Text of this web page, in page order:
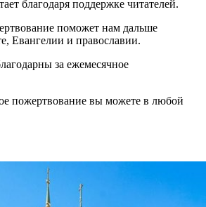
благодаря поддержке читателей.
поможет нам дальше
Евангелии и православии.
за ежемесячное
пожертвование вы можете в любой